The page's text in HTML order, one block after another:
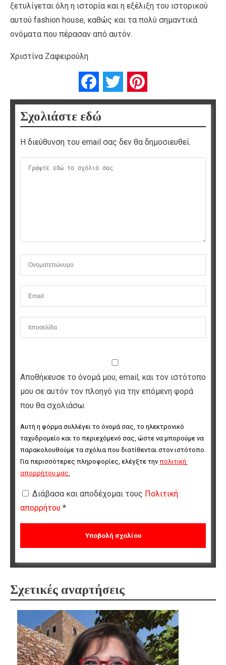
ξετυλίγεται όλη η ιστορία και η εξέλιξη του ιστορικού
αυτού fashion house, καθώς και τα πολύ σημαντικά
ονόματα που πέρασαν από αυτόν.
Χριστίνα Ζαφειρούλη
FacebookTwitter
Σχολιάστε εδώ
Η διεύθυνση του email σας δεν θα δημοσιευθεί.
Αποθήκευσε το όνομά μου, email, και τον ιστότοπο
μου σε αυτόν τον πλοηγό για την επόμενη φορά
που θα σχολιάσω.
Αυτή η φόρμα συλλέγει το όνομά σας, το ηλεκτρονικό
ταχυδρομείο και το περιεχόμενό σας, ώστε να μπορούμε να
παρακολουθούμε τα σχόλια που διατίθενται στον ιστότοπο.
Για περισσότερες πληροφορίες, ελέγξτε την πολιτική
απορρήτου μας
Διάβασα και αποδέχομαι τους Πολιτική
απορρήτου *
Σχετικές αναρτήσεις